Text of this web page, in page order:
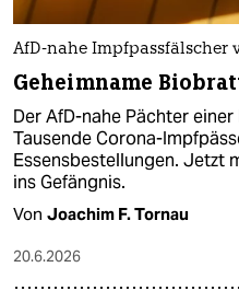
AfD-nahe Impfpassfälscher
Geheimname
Der AfD-nahe Pächter
Tausende Corona-
Essensbestellungen. Jetzt
ins Gefängnis.
Von Joachim F. Tornau
20.6.2026